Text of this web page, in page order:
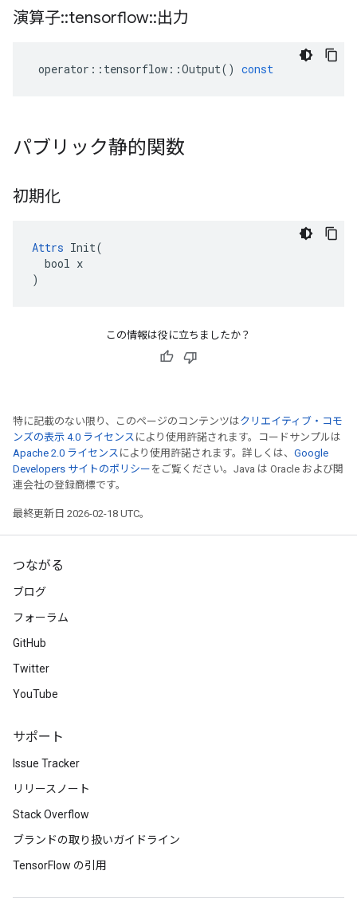
演算子::tensorflow::出力
operator :: tensorflow ::Output() const
パブリック静的関数
初期化
Attrs Init(
  bool x
)
この情報は役に立ちましたか？
特に記載のない限り、このページのコンテンツはクリエイティブ・コモ
ンズの表示 4.0 ライセンス により使用許諾されます。コードサンプルは
Apache 2.0 ライセンス により使用許諾されます。詳しくは、 Google
Developers サイトのポリシー をご覧ください。Java は Oracle および関
連会社の登録商標です。
最終更新日 2026-02-18 UTC。
つながる
ブログ
フォーラム
GitHub
Twitter
YouTube
サポート
Issue Tracker
リリースノート
Stack Overflow
ブランドの取り扱いガイドライン
TensorFlow の引用